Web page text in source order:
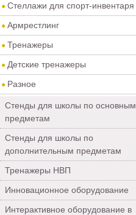
Стеллажи для спорт-инвентаря
Армрестлинг
Тренажеры
Детские тренажеры
Разное
Стенды для школы по основным
предметам
Стенды для школы по
дополнительным предметам
Тренажеры НВП
Инновационное оборудование
Интерактивное оборудование в